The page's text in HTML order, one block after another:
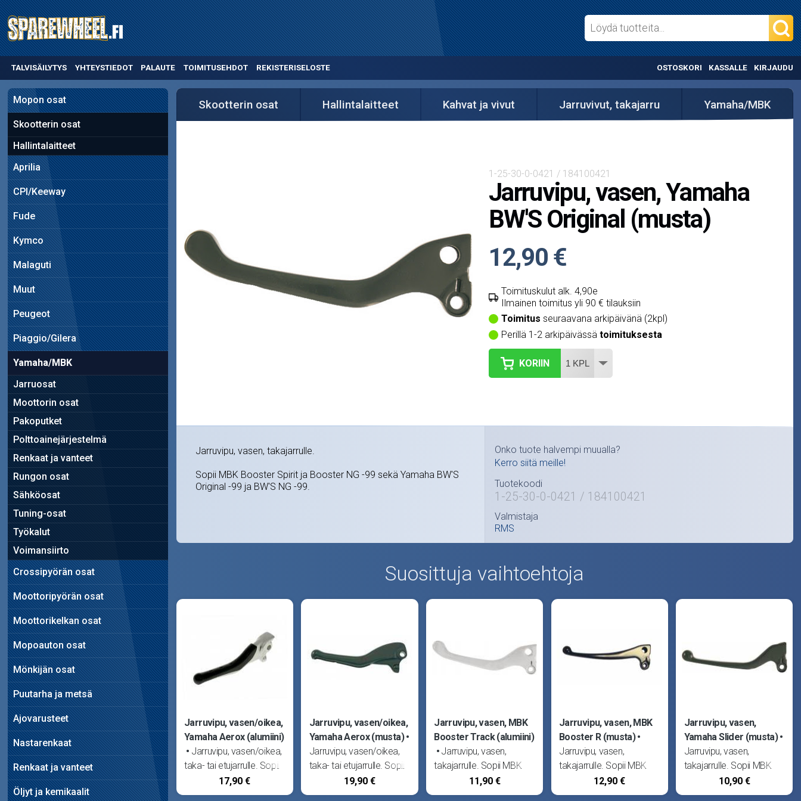
TALVISÄILYTYS YHTEYSTIEDOT PALAUTE TOIMITUSEHDOT REKISTERISELOSTE OSTOSKORI KASSALLE KIRJAUDU
Mopon osat
Skootterin osat
Hallintalaitteet
Aprilia
CPI/Keeway
Fude
Kymco
Malaguti
Muut
Peugeot
Piaggio/Gilera
Yamaha/MBK
Jarruosat
Moottorin osat
Pakoputket
Polttoainejärjestelmä
Renkaat ja vanteet
Rungon osat
Sähköosat
Tuning-osat
Työkalut
Voimansiirto
Crossipyörän osat
Moottoripyörän osat
Moottorikelkan osat
Mopoauton osat
Mönkijän osat
Puutarha ja metsä
Ajovarusteet
Nastarenkaat
Renkaat ja vanteet
Öljyt ja kemikaalit
Skootterin osat Hallintalaitteet Kahvat ja vivut Jarruvivut, takajarru Yamaha/MBK
1-25-30-0-0421 / 184100421
Jarruvipu, vasen, Yamaha
BW'S Original (musta)
12,90 €
Toimituskulut alk. 4,90e
Ilmainen toimitus yli 90 € tilauksiin
Toimitus seuraavana arkipäivänä (2kpl)
Perillä 1-2 arkipäivässä toimituksesta
KORIIN
Jarruvipu, vasen, takajarrulle.
Sopii MBK Booster Spirit ja Booster NG -99 sekä Yamaha BW'S
Original -99 ja BW'S NG -99.
Onko tuote halvempi muualla?
Kerro siitä meille!
Tuotekoodi
1-25-30-0-0421 / 184100421
Valmistaja
RMS
Suosittuja vaihtoehtoja
Jarruvipu, vasen/oikea,
Yamaha Aerox (alumiini)
Jarruvipu, vasen/oikea,
taka- tai etujarrulle. Sopii
MBK Nitro sekä Yamaha
Aerox.
17,90 €
Jarruvipu, vasen/oikea,
Yamaha Aerox (musta)
Jarruvipu, vasen/oikea,
taka- tai etujarrulle. Sopii
MBK Nitro sekä Yamaha
Aerox.
19,90 €
Jarruvipu, vasen, MBK
Booster Track (alumiini)
Jarruvipu, vasen,
takajarrulle. Sopii MBK
Booster Track.
11,90 €
Jarruvipu, vasen, MBK
Booster R (musta)
Jarruvipu, vasen,
takajarrulle. Sopii MBK
Booster R sekä Yamaha
BW'S.
12,90 €
Jarruvipu, vasen,
Yamaha Slider (musta)
Jarruvipu, vasen,
takajarrulle. Sopii MBK
Stunt sekä Yamaha
Slider.
10,90 €